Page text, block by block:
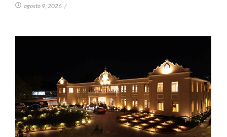
agosto 9, 2026 /